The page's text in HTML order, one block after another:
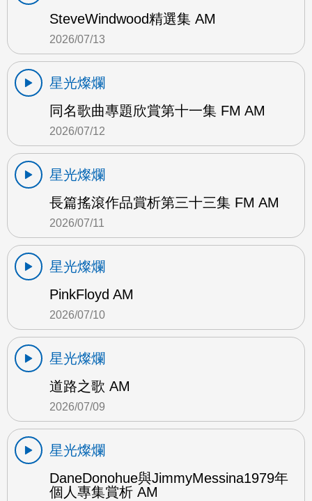
SteveWindwood精選集 AM
2026/07/13
星光燦爛
同名歌曲專題欣賞第十一集 FM AM
2026/07/12
星光燦爛
長篇搖滾作品賞析第三十三集 FM AM
2026/07/11
星光燦爛
PinkFloyd AM
2026/07/10
星光燦爛
道路之歌 AM
2026/07/09
星光燦爛
DaneDonohue與JimmyMessina1979年
個人專集賞析 AM